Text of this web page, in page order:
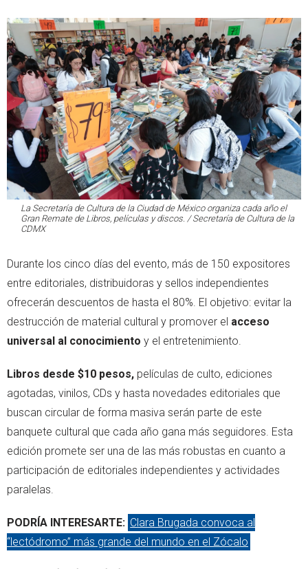
La Secretaría de Cultura de la Ciudad de México organiza cada año el
Gran Remate de Libros, películas y discos. / Secretaría de Cultura de la
CDMX
Durante los cinco días del evento, más de 150 expositores
entre editoriales, distribuidoras y sellos independientes
ofrecerán descuentos de hasta el 80%. El objetivo: evitar la
destrucción de material cultural y promover el acceso
universal al conocimiento y el entretenimiento.
Libros desde $10 pesos, películas de culto, ediciones
agotadas, vinilos, CDs y hasta novedades editoriales que
buscan circular de forma masiva serán parte de este
banquete cultural que cada año gana más seguidores. Esta
edición promete ser una de las más robustas en cuanto a
participación de editoriales independientes y actividades
paralelas.
PODRÍA INTERESARTE: Clara Brugada convoca al
“lectódromo” más grande del mundo en el Zócalo